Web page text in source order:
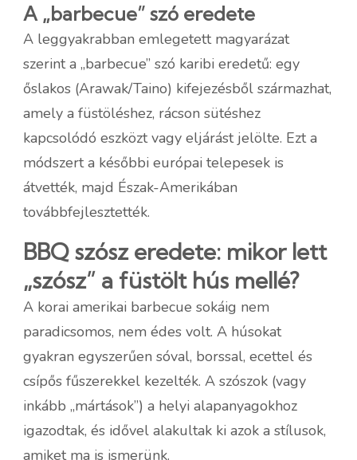
A „barbecue” szó eredete
A leggyakrabban emlegetett magyarázat
szerint a „barbecue” szó karibi eredetű: egy
őslakos (Arawak/Taino) kifejezésből származhat,
amely a füstöléshez, rácson sütéshez
kapcsolódó eszközt vagy eljárást jelölte. Ezt a
módszert a későbbi európai telepesek is
átvették, majd Észak-Amerikában
továbbfejlesztették.
BBQ szósz eredete: mikor lett
„szósz” a füstölt hús mellé?
A korai amerikai barbecue sokáig nem
paradicsomos, nem édes volt. A húsokat
gyakran egyszerűen sóval, borssal, ecettel és
csípős fűszerekkel kezelték. A szószok (vagy
inkább „mártások”) a helyi alapanyagokhoz
igazodtak, és idővel alakultak ki azok a stílusok,
amiket ma is ismerünk.